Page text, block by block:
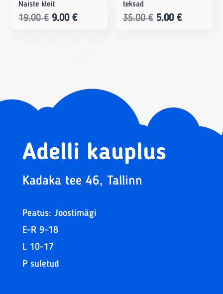
Naiste kleit
19.00€ Original
9.00€Current
teksad
35.00€ Original
5.00€Current
Adelli kauplus
Kadaka tee 46, Tallinn
Peatus: Joostimägi
E-R 9-18
L 10-17
P suletud